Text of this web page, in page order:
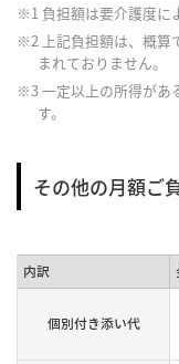
※1 負担額は要介護度に
※2 上記負担額は、概算
まれておりません。
※3 一定以上の所得があ
す。
その他の月額ご
内訳
個別付き添い代